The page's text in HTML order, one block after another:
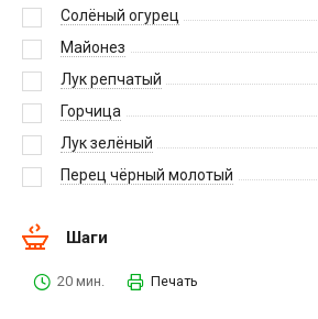
Солёный огурец
Майонез
Лук репчатый
Горчица
Лук зелёный
Перец чёрный молотый
Шаги
20 мин. Печать